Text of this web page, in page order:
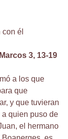
él
3, 13-19
a los que
que
y que tuvieran
quien puso de
el hermano